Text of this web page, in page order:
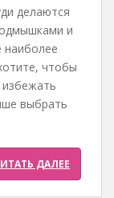
делаются
и
наиболее
чтобы
избежать
выбрать
ДАЛЕЕ